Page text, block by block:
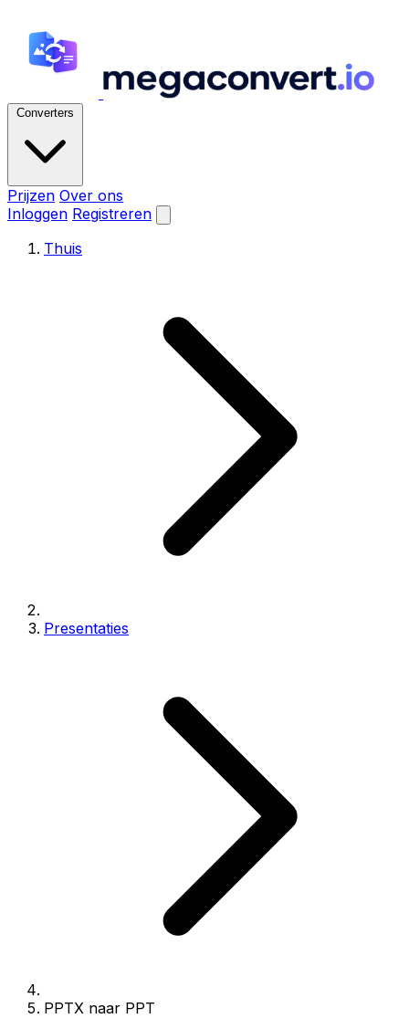
Converters
Prijzen Over ons
Inloggen Registreren
Thuis
Presentaties
PPTX naar PPT